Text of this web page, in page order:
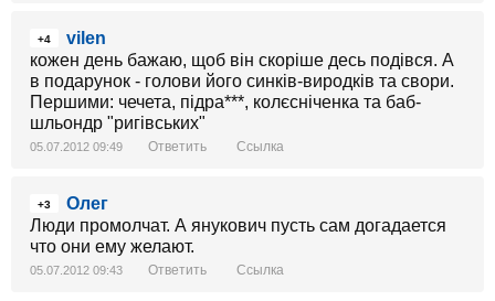
+4
vilen
кожен день бажаю, щоб він скоріше десь подівся. А
в подарунок - голови його синків-виродків та свори.
Першими: чечета, підра***, колєсніченка та баб-
шльондр "ригівських"
05.07.2012 09:49 Ответить Ссылка
+3
Олег
Люди промолчат. А янукович пусть сам догадается
что они ему желают.
05.07.2012 09:43 Ответить Ссылка